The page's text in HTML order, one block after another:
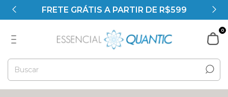
0
FRETE GRÁTIS A PARTIR DE R$599